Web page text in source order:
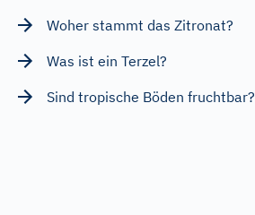
Woher stammt das Zitronat?
Was ist ein Terzel?
Sind tropische Böden fruchtbar?